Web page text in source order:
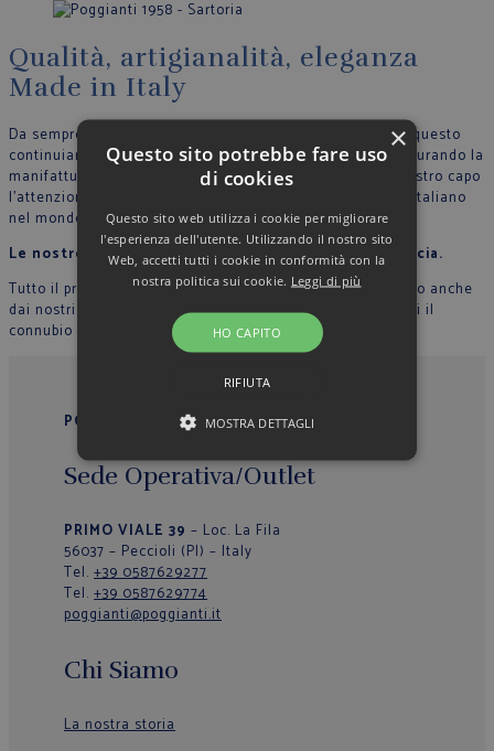
Qualità, artigianalità, eleganza
Made in Italy
Da sempre crediamo nella filosofia del Made in Italy, per questo
continuiamo a produrre nel nostro stabilimento in Italia, curando la
manifattura tutte le fase di lavoro e riportando in ogni nostro capo
l’attenzione per il dettaglio che contraddistingue lo stile Italiano
nel mondo.
Le nostre sarte cuciono con mani esperte ogni camicia.
Tutto il processo di lavorazione sartoriale è supervisionato anche
dai nostri collaboratori, in modo che ogni capo rappresenti il
connubio perfetto tra qualità, originalità ed eleganza.
POGGIANTI 1958
Sede Operativa/Outlet
PRIMO VIALE 39 – Loc. La Fila
56037 – Peccioli (PI) – Italy
Tel. +39 0587629277
Tel. +39 0587629774
poggianti@poggianti.it
Chi Siamo
La nostra storia
×
Questo sito potrebbe fare uso
di cookies
Questo sito web utilizza i cookie per migliorare
l'esperienza dell'utente. Utilizzando il nostro sito
Web, accetti tutti i cookie in conformità con la
nostra politica sui cookie. Leggi di più
HO CAPITO
RIFIUTA
MOSTRA DETTAGLI